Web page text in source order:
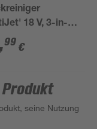
18 V, 3-in-1
,99 €
Produkt
seine Nutzung